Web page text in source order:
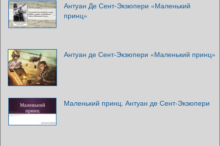
Антуан Де Сент-Экзюпери «Маленький
принц»
Антуан де Сент-Экзюпери «Маленький принц»
Маленький принц. Антуан де Сент-Экзюпери